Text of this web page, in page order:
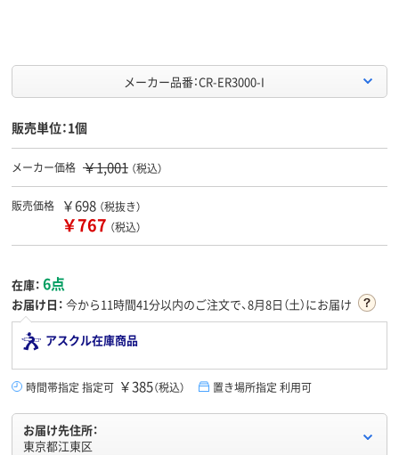
メーカー品番：CR-ER3000-I
販売単位：1個
メーカー価格 ￥1,001 （税込）
販売価格 ￥698 （税抜き）
￥767 （税込）
在庫： 6点
お届け日： 今から11時間41分以内のご注文で、8月8日（土）にお届け
アスクル在庫商品
時間帯指定 指定可 ￥385（税込） 置き場所指定 利用可
お届け先住所：
東京都江東区